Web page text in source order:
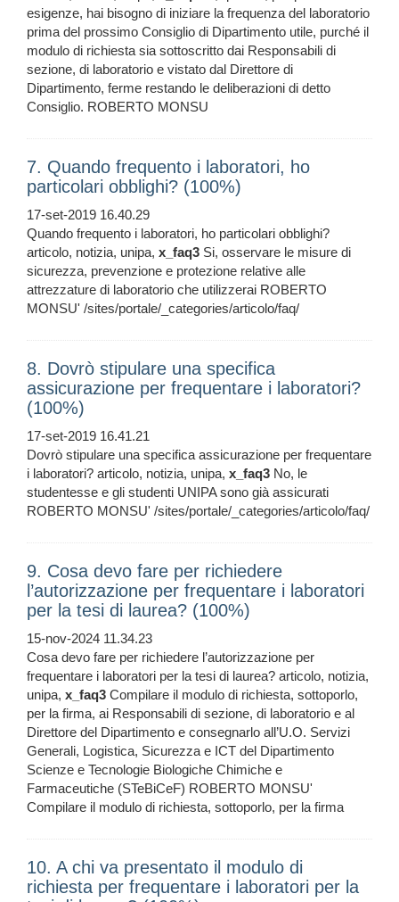
esigenze, hai bisogno di iniziare la frequenza del laboratorio
prima del prossimo Consiglio di Dipartimento utile, purché il
modulo di richiesta sia sottoscritto dai Responsabili di
sezione, di laboratorio e vistato dal Direttore di
Dipartimento, ferme restando le deliberazioni di detto
Consiglio. ROBERTO MONSU
7. Quando frequento i laboratori, ho
particolari obblighi? (100%)
17-set-2019 16.40.29
Quando frequento i laboratori, ho particolari obblighi?
articolo, notizia, unipa, x_faq3 Si, osservare le misure di
sicurezza, prevenzione e protezione relative alle
attrezzature di laboratorio che utilizzerai ROBERTO
MONSU' /sites/portale/_categories/articolo/faq/
8. Dovrò stipulare una specifica
assicurazione per frequentare i laboratori?
(100%)
17-set-2019 16.41.21
Dovrò stipulare una specifica assicurazione per frequentare
i laboratori? articolo, notizia, unipa, x_faq3 No, le
studentesse e gli studenti UNIPA sono già assicurati
ROBERTO MONSU' /sites/portale/_categories/articolo/faq/
9. Cosa devo fare per richiedere
l’autorizzazione per frequentare i laboratori
per la tesi di laurea? (100%)
15-nov-2024 11.34.23
Cosa devo fare per richiedere l’autorizzazione per
frequentare i laboratori per la tesi di laurea? articolo, notizia,
unipa, x_faq3 Compilare il modulo di richiesta, sottoporlo,
per la firma, ai Responsabili di sezione, di laboratorio e al
Direttore del Dipartimento e consegnarlo all’U.O. Servizi
Generali, Logistica, Sicurezza e ICT del Dipartimento
Scienze e Tecnologie Biologiche Chimiche e
Farmaceutiche (STeBiCeF) ROBERTO MONSU'
Compilare il modulo di richiesta, sottoporlo, per la firma
10. A chi va presentato il modulo di
richiesta per frequentare i laboratori per la